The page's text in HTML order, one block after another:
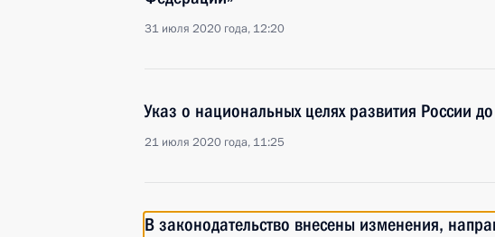
31 июля 2020 года, 12:20
Указ о национальных целях развития России
21 июля 2020 года, 11:25
В законодательство внесены изменения,